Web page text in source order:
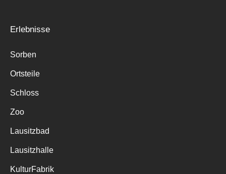
Erlebnisse
Sorben
Ortsteile
Schloss
Zoo
Lausitzbad
Lausitzhalle
KulturFabrik